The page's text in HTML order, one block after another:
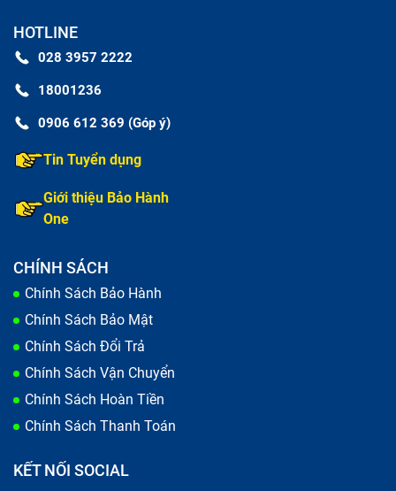
HOTLINE
028 3957 2222
18001236
0906 612 369 (Góp ý)
Tin Tuyển dụng
Giới thiệu Bảo Hành
One
CHÍNH SÁCH
Chính Sách Bảo Hành
Chính Sách Bảo Mật
Chính Sách Đổi Trả
Chính Sách Vận Chuyển
Chính Sách Hoàn Tiền
Chính Sách Thanh Toán
KẾT NỐI SOCIAL